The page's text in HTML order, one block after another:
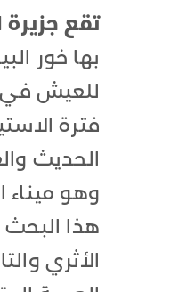
تقع
بها خور
للعيش في
الحديث
هذا
الأثري